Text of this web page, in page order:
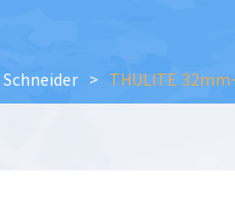
Schneider > THULITE